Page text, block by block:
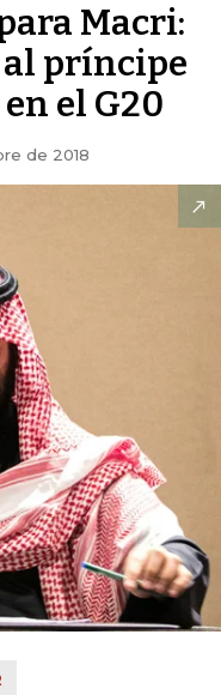
Macri:
príncipe
el G20
de 2018